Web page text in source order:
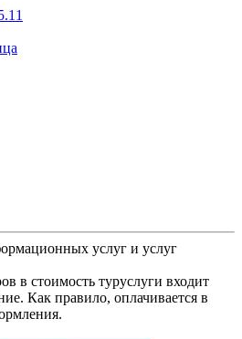
услуг и услуг
в стоимость туруслуги входит
Как правило, оплачивается в